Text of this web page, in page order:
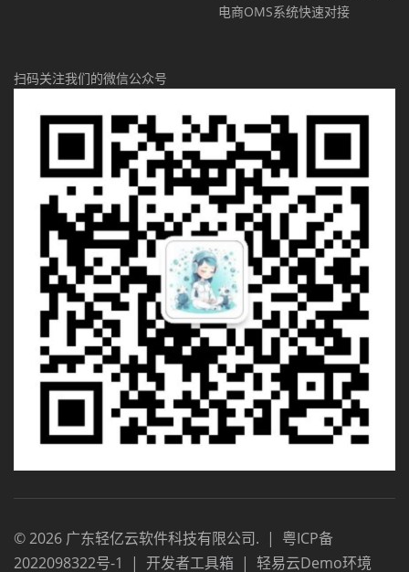
电商OMS系统快速对接
扫码关注我们的微信公众号
©2026 广东轻亿云软件科技有限公司. | 粤ICP备
2022098322号-1
| 开发者工具箱 | 轻易云Demo环境